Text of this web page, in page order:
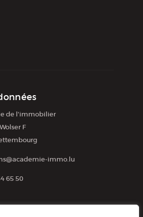
de l'immobilier
F
immo.lu
65 50